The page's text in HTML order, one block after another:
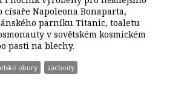
císaře Napoleona Bonaparta,
parníku Titanic, toaletu
v sovětském kosmickém
pasti na blechy.
obory záchody